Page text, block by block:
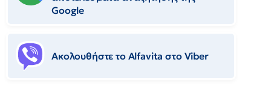
Google
Ακολουθήστε το Αlfavita στο Viber